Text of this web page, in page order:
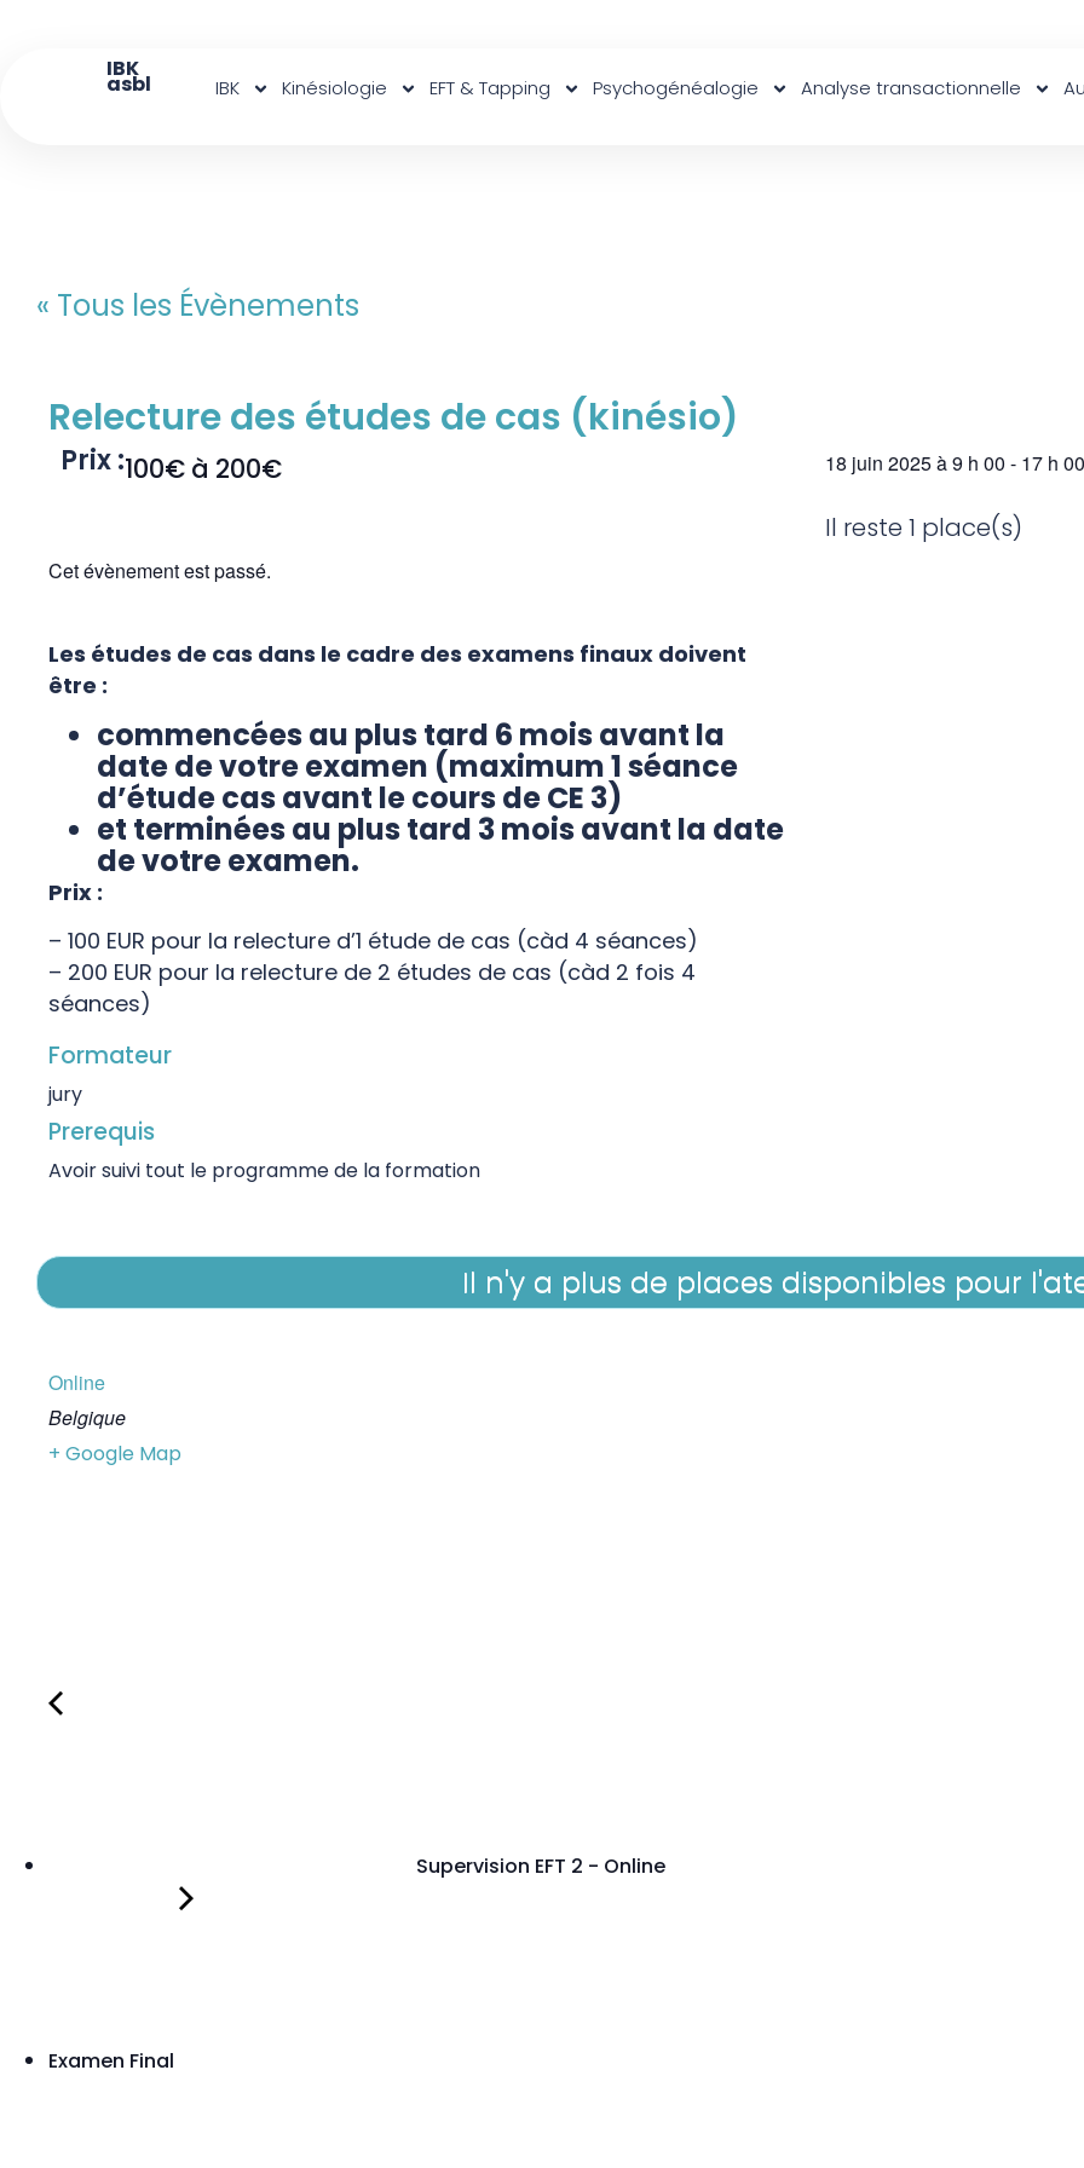
IBK
asbl IBK Kinésiologie EFT & Tapping Psychogénéalogie Analyse transactionnelle
« Tous les Évènements
Relecture des études de cas (kinésio)
Prix :100€ à 200€ 18 juin 2025à9 h 00 - 17 h 00
Il reste 1 place(s)
Cet évènement est passé.
Les études de cas dans le cadre des examens finaux doivent
être :
commencées au plus tard 6 mois avant la
date de votre examen (maximum 1 séance
d’étude cas avant le cours de CE 3)
et terminées au plus tard 3 mois avant la date
de votre examen.
Prix :
– 100 EUR pour la relecture d’1 étude de cas (càd 4 séances)
– 200 EUR pour la relecture de 2 études de cas (càd 2 fois 4
séances)
Formateur
jury
Prerequis
Avoir suivi tout le programme de la formation
Il n'y a plus de places disponibles pour
Online
Belgique
+ Google Map
Supervision EFT 2 - Online
Examen Final